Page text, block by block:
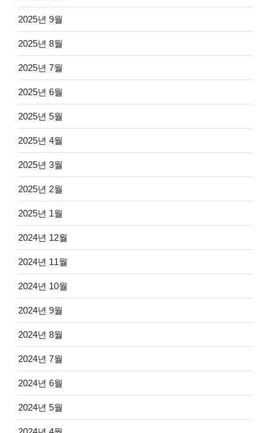
2025년 9월
2025년 8월
2025년 7월
2025년 6월
2025년 5월
2025년 4월
2025년 3월
2025년 2월
2025년 1월
2024년 12월
2024년 11월
2024년 10월
2024년 9월
2024년 8월
2024년 7월
2024년 6월
2024년 5월